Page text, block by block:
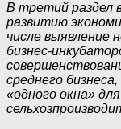
В третий раздел
развитию
числе выявление
бизнес-
среднего
«одного окна»